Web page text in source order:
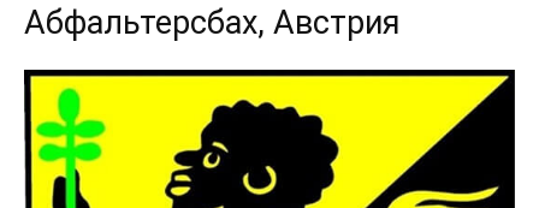
Абфальтерсбах, Австрия